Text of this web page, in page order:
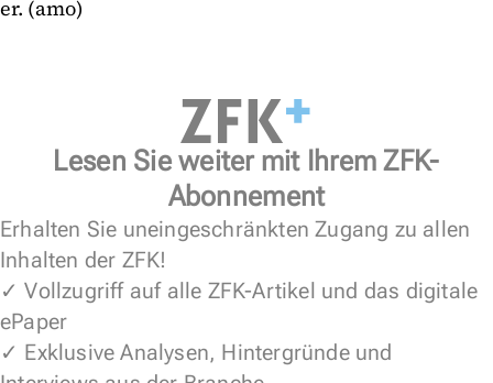
er. (amo)
Lesen Sie weiter mit Ihrem ZFK-
Abonnement
Erhalten Sie uneingeschränkten Zugang zu allen
Inhalten der ZFK!
✓ Vollzugriff auf alle ZFK-Artikel und das digitale
ePaper
✓ Exklusive Analysen, Hintergründe und